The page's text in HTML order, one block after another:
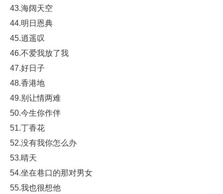
43.海阔天空
44.明日恩典
45.逍遥叹
46.不爱我放了我
47.好日子
48.香港地
49.别让情两难
50.今生你作伴
51.丁香花
52.没有我你怎么办
53.晴天
54.坐在巷口的那对男女
55.我也很想他